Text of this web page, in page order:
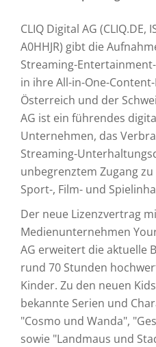
CLIQ Digital AG (CLIQ.DE,
A0HHJR) gibt die
Streaming-
in ihre All-in-One-
Österreich und der
AG ist ein führendes
Unternehmen, das
Streaming-
unbegrenztem Zugang
Sport-, Film- und
Der neue Lizenzvertrag
Medienunternehmen
AG erweitert die aktuelle
rund 70 Stunden
Kinder. Zu den neuen
bekannte Serien und
"Cosmo und Wanda",
sowie "Landmaus und